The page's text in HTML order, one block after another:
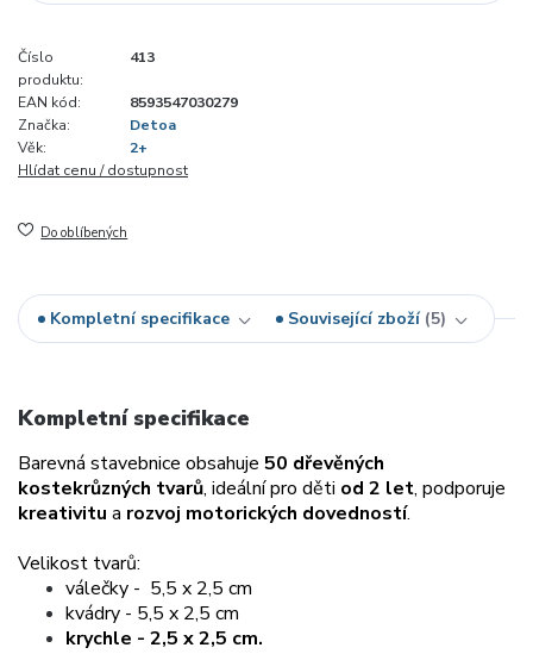
Číslo
produktu:
413
EAN kód:
8593547030279
Značka:
Detoa
Věk:
2+
Hlídat cenu / dostupnost
Do oblíbených
Kompletní specifikace Související zboží 5
Kompletní specifikace
Barevná stavebnice obsahuje 50 dřevěných
kostekrůzných tvarů, ideální pro děti od 2 let, podporuje
kreativitu a rozvoj motorických dovedností.
Velikost tvarů:
válečky - 5,5 x 2,5 cm
kvádry - 5,5 x 2,5 cm
krychle - 2,5 x 2,5 cm.